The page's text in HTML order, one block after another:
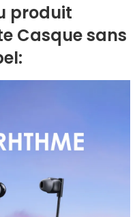
produit
Casque sans